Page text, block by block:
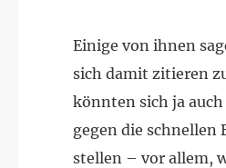
Einige von ihnen
sich damit zitieren
könnten sich ja
gegen die schnellen
stellen – vor allem,